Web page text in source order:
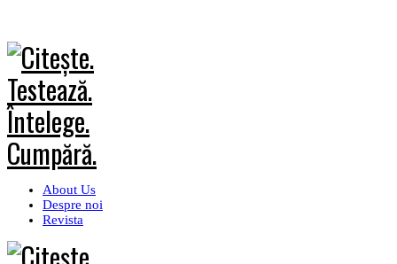
About Us
Despre noi
Revista